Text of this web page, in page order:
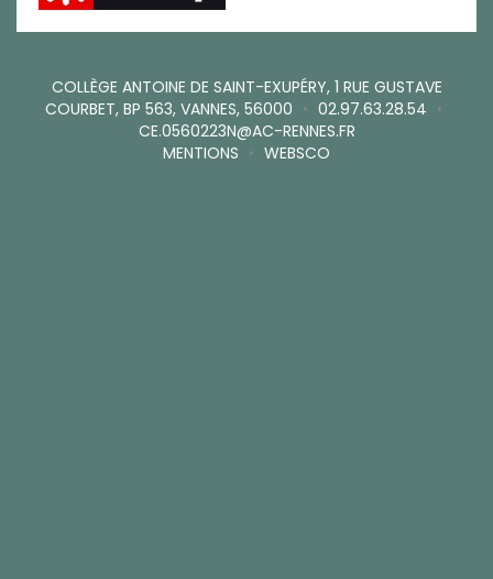
COLLÈGE ANTOINE DE SAINT-EXUPÉRY, 1 RUE GUSTAVE
COURBET, BP 563, VANNES, 56000 • 02.97.63.28.54 •
CE.0560223N@AC-RENNES.FR
MENTIONS • WEBSCO